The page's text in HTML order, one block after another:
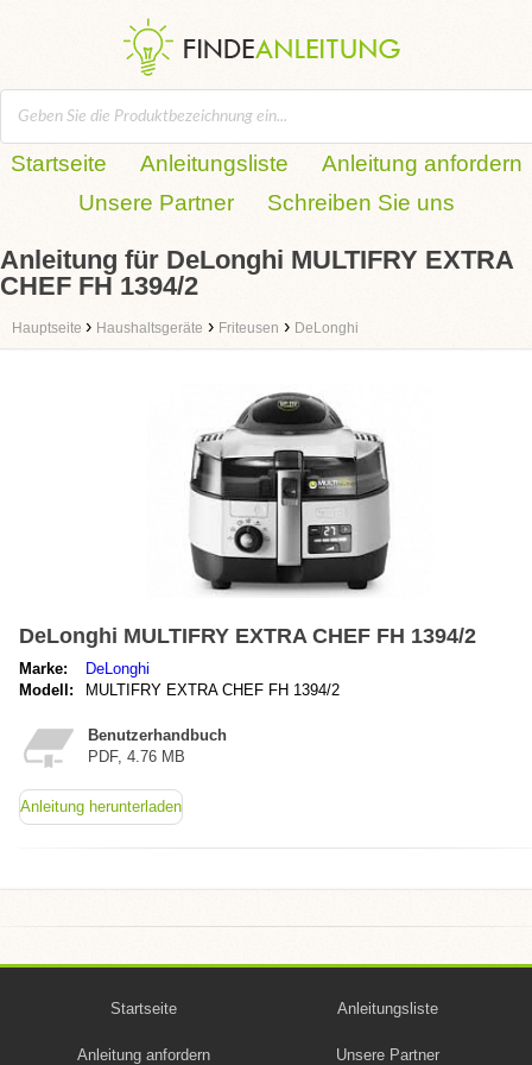
Startseite Anleitungsliste
Anleitung anfordern
Unsere Partner
Schreiben Sie uns
Anleitung für DeLonghi MULTIFRY EXTRA
CHEF FH 1394/2
Hauptseite › Haushaltsgeräte › Friteusen › DeLonghi
DeLonghi MULTIFRY EXTRA CHEF FH 1394/2
Marke:
DeLonghi
Modell:
MULTIFRY EXTRA CHEF FH 1394/2
Benutzerhandbuch
PDF, 4.76 MB
Anleitung herunterladen
Startseite Anleitungsliste
Anleitung anfordern Unsere Partner